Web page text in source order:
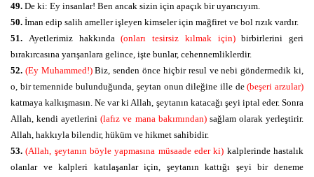
49. De ki: Ey insanlar! Ben ancak sizin için apaçık bir uyarıcıyım.
50. İman edip salih ameller işleyen kimseler için mağfiret ve bol rızık vardır.
51. Ayetlerimiz hakkında(onları tesirsiz kılmak için)birbirlerini geri
bırakırcasına yarışanlara gelince, işte bunlar, cehennemliklerdir.
52. (Ey Muhammed!)Biz, senden önce hiçbir resul ve nebi göndermedik ki,
o, bir temennide bulunduğunda, şeytan onun dileğine ille de(beşeri arzular)
katmaya kalkışmasın. Ne var ki Allah, şeytanın katacağı şeyi iptal eder. Sonra
Allah, kendi ayetlerini(lafız ve mana bakımından)sağlam olarak yerleştirir.
Allah, hakkıyla bilendir, hüküm ve hikmet sahibidir.
53.(Allah, şeytanın böyle yapmasına müsaade eder ki) kalplerinde hastalık
olanlar ve kalpleri katılaşanlar için, şeytanın kattığı şeyi bir deneme